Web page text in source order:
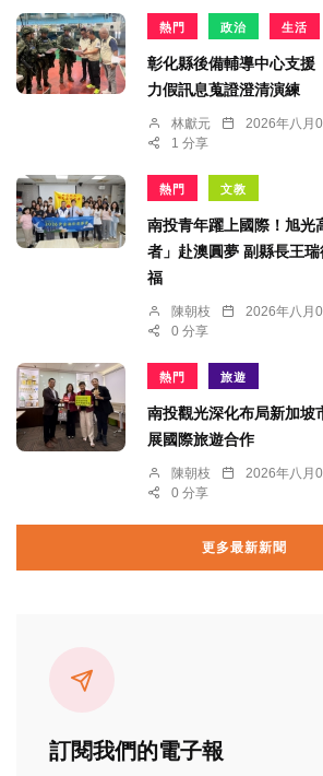
熱門 政治 生活
彰化縣後備輔導中心支援
力假訊息蒐證澄清演練
林獻元 2026年八月
1 分享
熱門 文教
南投青年躍上國際！旭光
者」赴澳圓夢 副縣長王
福
陳朝枝 2026年八月
0 分享
熱門 旅遊
南投觀光深化布局新加
展國際旅遊合作
陳朝枝 2026年八月
0 分享
更多最新新聞
訂閱我們的電子報